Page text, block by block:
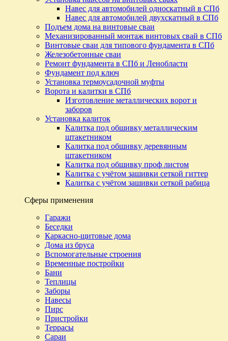
Навес для автомобилей односкатный в СПб
Навес для автомобилей двухскатный в СПб
Подъем дома на винтовые сваи
Механизированный монтаж винтовых свай в СПб
Винтовые сваи для типового фундамента в СПб
Железобетонные сваи
Ремонт фундамента в СПб и Ленобласти
Фундамент под ключ
Установка термоусадочной муфты
Ворота и калитки в СПб
Изготовление металлических ворот и
заборов
Установка калиток
Калитка под обшивку металлическим
штакетником
Калитка под обшивку деревянным
штакетником
Калитка под обшивку проф листом
Калитка с учётом зашивки сеткой гиттер
Калитка с учётом зашивки сеткой рабица
Сферы применения
Гаражи
Беседки
Каркасно-щитовые дома
Дома из бруса
Вспомогательные строения
Временные постройки
Бани
Теплицы
Заборы
Навесы
Пирс
Пристройки
Террасы
Сараи